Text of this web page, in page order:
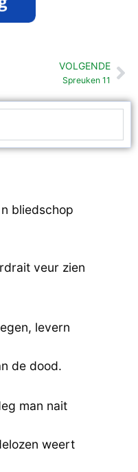
VOLGENDE
Spreuken 11
bliedschop
veur zien
levern
de dood.
man nait
weert